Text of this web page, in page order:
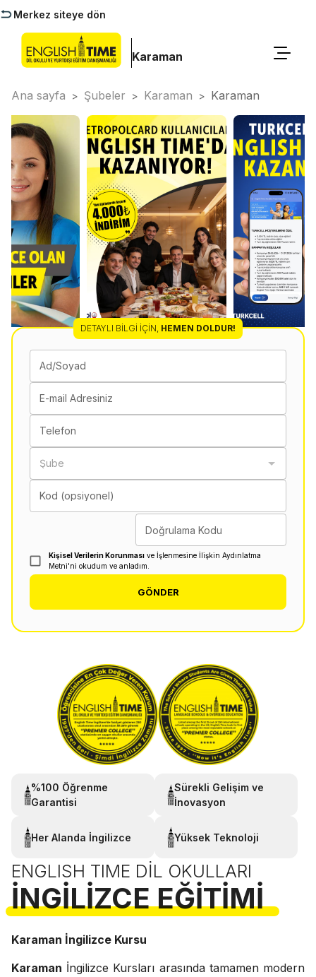
Merkez siteye dön
Karaman
Ana sayfa > Şubeler > Karaman > Karaman
DETAYLI BILGI İÇIN, HEMEN DOLDUR!
Ad/Soyad
E-mail Adresiniz
Telefon
Şube
Kod (opsiyonel)
Doğrulama Kodu
Kişisel Verilerin Korunması ve İşlenmesine İlişkin Aydınlatma
Metni'ni okudum ve anladım.
GÖNDER
%100 Öğrenme
Garantisi
Sürekli Gelişim ve
İnovasyon
Her Alanda İngilizce Yüksek Teknoloji
ENGLISH TIME DIL OKULLARI
İNGILIZCE EĞITIMI
Karaman İngilizce Kursu
Karaman İngilizce Kursları arasında tamamen modern